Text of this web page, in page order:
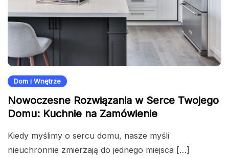
Dom i Wnętrze
Nowoczesne Rozwiązania w Serce Twojego
Domu: Kuchnie na Zamówienie
Kiedy myślimy o sercu domu, nasze myśli
nieuchronnie zmierzają do jednego miejsca […]